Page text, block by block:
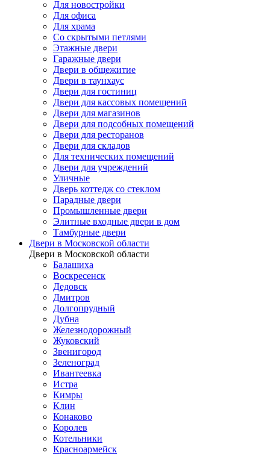
Для новостройки
Для офиса
Для храма
Со скрытыми петлями
Этажные двери
Гаражные двери
Двери в общежитие
Двери в таунхаус
Двери для гостиниц
Двери для кассовых помещений
Двери для магазинов
Двери для подсобных помещений
Двери для ресторанов
Двери для складов
Для технических помещений
Двери для учреждений
Уличные
Дверь коттедж со стеклом
Парадные двери
Промышленные двери
Элитные входные двери в дом
Тамбурные двери
Двери в Московской области
Двери в Московской области
Балашиха
Воскресенск
Дедовск
Дмитров
Долгопрудный
Дубна
Железнодорожный
Жуковский
Звенигород
Зеленоград
Ивантеевка
Истра
Кимры
Клин
Конаково
Королев
Котельники
Красноармейск